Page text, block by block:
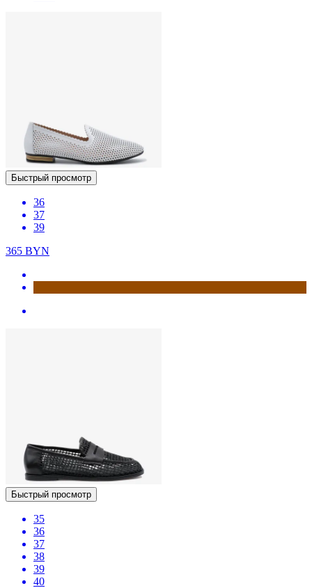
Быстрый просмотр
36
37
39
365 BYN
Быстрый просмотр
35
36
37
38
39
40